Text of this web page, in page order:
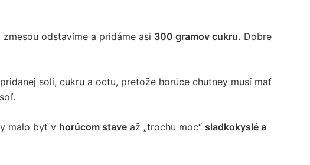
odstavíme a pridáme asi 300 gramov cukru. Dobre
soli, cukru a octu, pretože horúce chutney musí mať
malo byť v horúcom stave až „trochu moc“ sladkokyslé a